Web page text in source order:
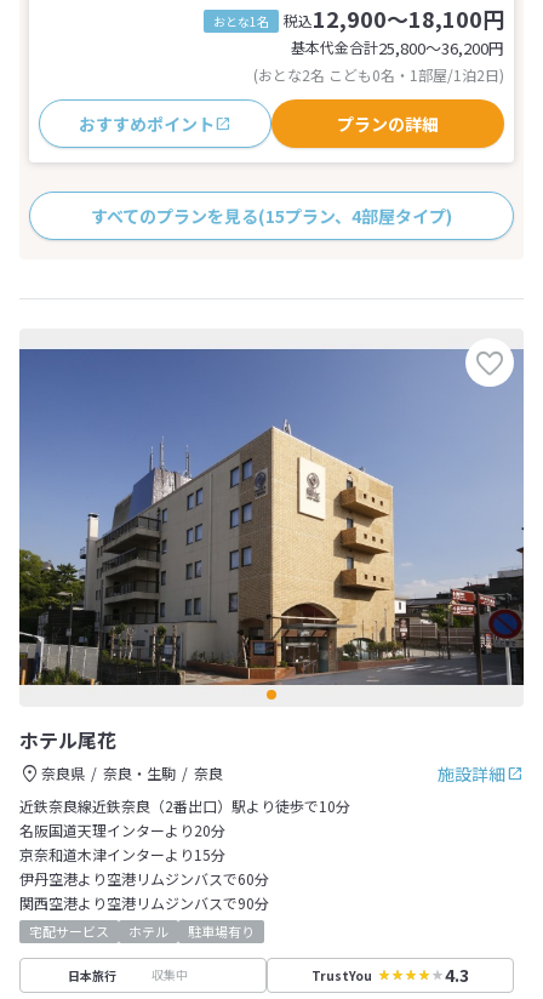
おとな1名 税込12,900～18,100円
基本代金合計25,800〜36,200円
(おとな2名 こども0名・1部屋/1泊2日)
おすすめポイント プランの詳細
すべてのプランを見る(15プラン、4部屋タイプ)
ホテル尾花
施設詳細
奈良県 奈良・生駒
奈良
近鉄奈良線近鉄奈良（2番出口）駅より徒歩で10分
名阪国道天理インターより20分
京奈和道木津インターより15分
伊丹空港より空港リムジンバスで60分
関西空港より空港リムジンバスで90分
宅配サービス ホテル 駐車場有り
日本旅行 収集中 TrustYou 4.3